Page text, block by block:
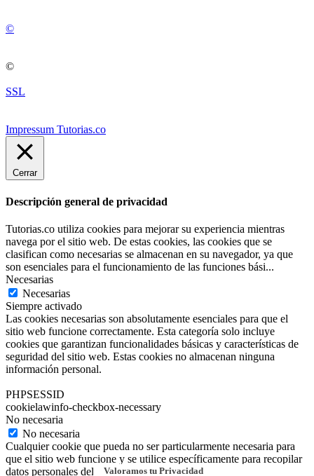
©
©
SSL
Impressum Tutorias.co
Valoramos tu Privacidad
Cerrar
Descripción general de privacidad
Tutorias.co utiliza cookies para mejorar su experiencia mientras
navega por el sitio web. De estas cookies, las cookies que se
clasifican como necesarias se almacenan en su navegador, ya que
son esenciales para el funcionamiento de las funciones bási...
Necesarias
Necesarias
Siempre activado
Las cookies necesarias son absolutamente esenciales para que el
sitio web funcione correctamente. Esta categoría solo incluye
cookies que garantizan funcionalidades básicas y características de
seguridad del sitio web. Estas cookies no almacenan ninguna
información personal.
PHPSESSID
cookielawinfo-checkbox-necessary
No necesaria
No necesaria
Cualquier cookie que pueda no ser particularmente necesaria para
que el sitio web funcione y se utilice específicamente para recopilar
datos personales del usuario a través de análisis, anuncios y otros